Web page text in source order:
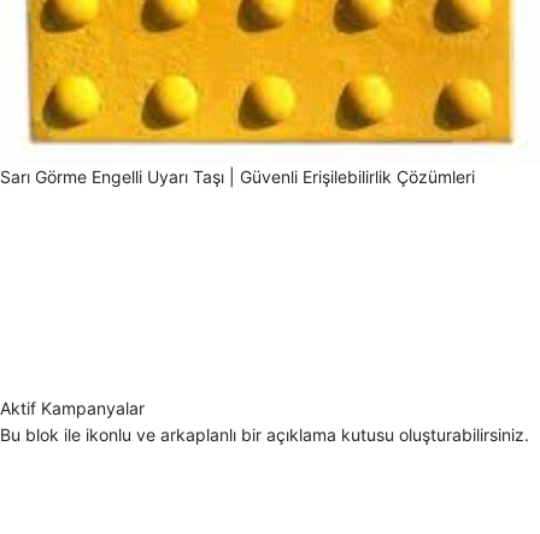
Sarı Görme Engelli Uyarı Taşı | Güvenli Erişilebilirlik Çözümleri
Aktif Kampanyalar
Bu blok ile ikonlu ve arkaplanlı bir açıklama kutusu oluşturabilirsiniz.